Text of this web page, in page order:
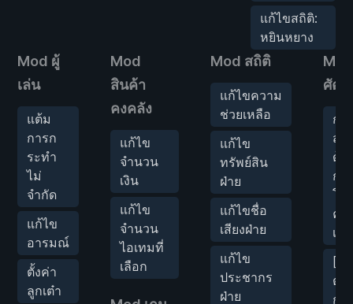
แก้ไขสถิติ:
หยินหยาง
Mod ผู้
เล่น
แต้ม
การก
ระทำ
ไม่
จำกัด
แก้ไข
อารมณ์
ตั้งค่า
ลูกเต๋า
Mod
สินค้า
คงคลัง
แก้ไข
จำนวน
เงิน
แก้ไข
จำนวน
ไอเทมที่
เลือก
Mod สถิติ
แก้ไขความ
ช่วยเหลือ
แก้ไข
ทรัพย์สิน
ฝ่าย
แก้ไขชื่อ
เสียงฝ่าย
แก้ไข
ประชากร
ฝ่าย
ศัตรู
กา
สัง
ด้ว
กา
โจ
ครั้
เดี
[ก
ต่อ
กลุ่